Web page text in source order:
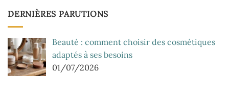
DERNIÈRES PARUTIONS
Beauté : comment choisir des cosmétiques
adaptés à ses besoins
01/07/2026